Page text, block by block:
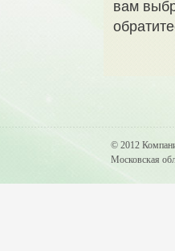
вам
© 2012
Московская